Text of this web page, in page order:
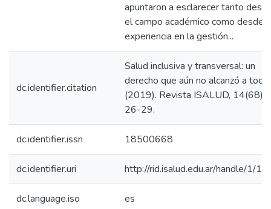
apuntaron a esclarecer tanto
el campo académico como desde
experiencia en la gestión...
dc.identifier.citation
Salud inclusiva y transversal: un
derecho que aún no alcanzó a
(2019). Revista ISALUD, 14(68),
26-29.
dc.identifier.issn 18500668
dc.identifier.uri http://rid.isalud.edu.ar/handle/1/
dc.language.iso es